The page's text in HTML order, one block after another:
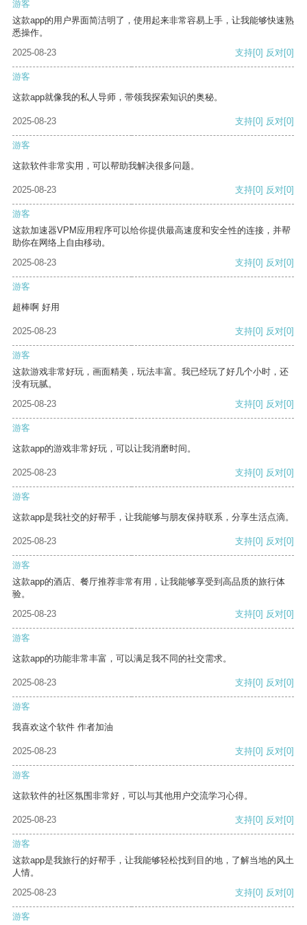
游客
这款app的用户界面简洁明了，使用起来非常容易上手，让我能够快速熟
悉操作。
2025-08-23
支持[0] 反对[0]
游客
这款app就像我的私人导师，带领我探索知识的奥秘。
2025-08-23 支持[0] 反对[0]
游客
这款软件非常实用，可以帮助我解决很多问题。
2025-08-23 支持[0] 反对[0]
游客
这款加速器VPM应用程序可以给你提供最高速度和安全性的连接，并帮
助你在网络上自由移动。
2025-08-23
支持[0] 反对[0]
游客
超棒啊 好用
2025-08-23 支持[0] 反对[0]
游客
这款游戏非常好玩，画面精美，玩法丰富。我已经玩了好几个小时，还
没有玩腻。
2025-08-23
支持[0] 反对[0]
游客
这款app的游戏非常好玩，可以让我消磨时间。
2025-08-23 支持[0] 反对[0]
游客
这款app是我社交的好帮手，让我能够与朋友保持联系，分享生活点滴。
2025-08-23 支持[0] 反对[0]
游客
这款app的酒店、餐厅推荐非常有用，让我能够享受到高品质的旅行体
验。
2025-08-23
支持[0] 反对[0]
游客
这款app的功能非常丰富，可以满足我不同的社交需求。
2025-08-23 支持[0] 反对[0]
游客
我喜欢这个软件 作者加油
2025-08-23 支持[0] 反对[0]
游客
这款软件的社区氛围非常好，可以与其他用户交流学习心得。
2025-08-23 支持[0] 反对[0]
游客
这款app是我旅行的好帮手，让我能够轻松找到目的地，了解当地的风土
人情。
2025-08-23
支持[0] 反对[0]
游客